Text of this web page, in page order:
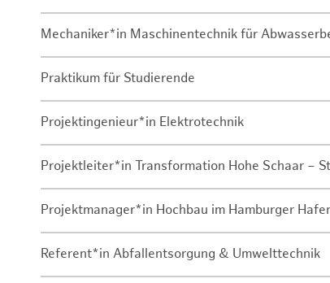
Mechaniker*in Maschinentechnik für
Praktikum für Studierende
Projektingenieur*in Elektrotechnik
Projektleiter*in Transformation Hohe Schaar –
Projektmanager*in Hochbau im Hamburger
Referent*in Abfallentsorgung & Umwelttechnik